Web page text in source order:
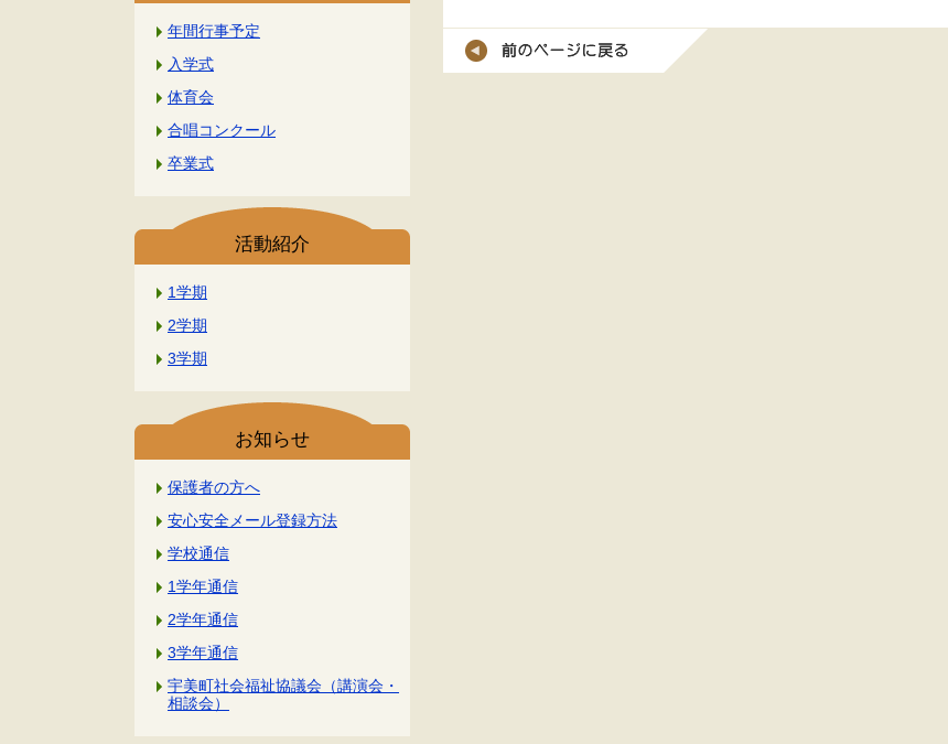
年間行事予定
入学式
体育会
合唱コンクール
卒業式
活動紹介
1学期
2学期
3学期
お知らせ
保護者の方へ
安心安全メール登録方法
学校通信
1学年通信
2学年通信
3学年通信
宇美町社会福祉協議会（講演会・
相談会）